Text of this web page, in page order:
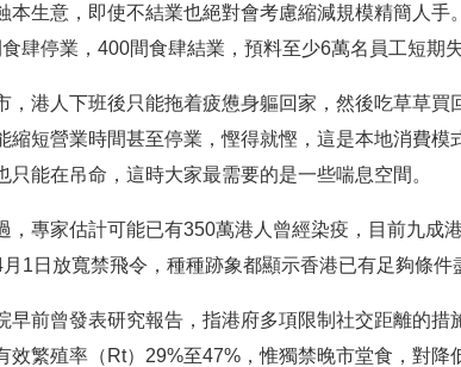
本生意，即使不結業也絕對會考慮縮減規模精簡人手
肆停業，400間食肆結業，預料至少6萬名員工短期失
，港人下班後只能拖着疲憊身軀回家，然後吃草草
縮短營業時間甚至停業，慳得就慳，這是本地消費
只能在吊命，這時大家最需要的是一些喘息空間。
，專家估計可能已有350萬港人曾經染疫，目前九成
月1日放寬禁飛令，種種跡象都顯示香港已有足夠條件
早前曾發表研究報告，指港府多項限制社交距離的措
效繁殖率（Rt）29%至47%，惟獨禁晚市堂食，對